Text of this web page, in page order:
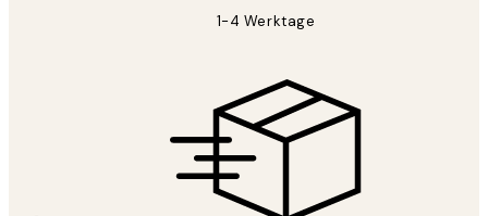
1-4 Werktage